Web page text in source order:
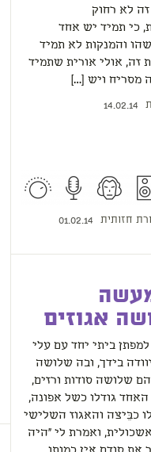
לא רחוק
כי תמיד יש אחד
והמנקות לא תמיד
זה, אולי אורית שתמיד
מסריח ויש […]
14.02.14
חזותית 01.02.14
אגוזים
ביתי יחד עם עלי
בידך, ובה שלושה
שלושה סודות ורזים,
גודלו כשל אפונה,
כבֵּיצה והאגוז השלישי
ואמרת לי ״היה